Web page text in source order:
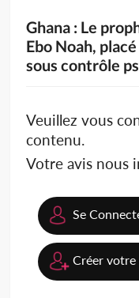
Ghana : Le
Ebo Noah,
sous contrôle
Veuillez vous
contenu.
Votre avis nous
Se
Créer